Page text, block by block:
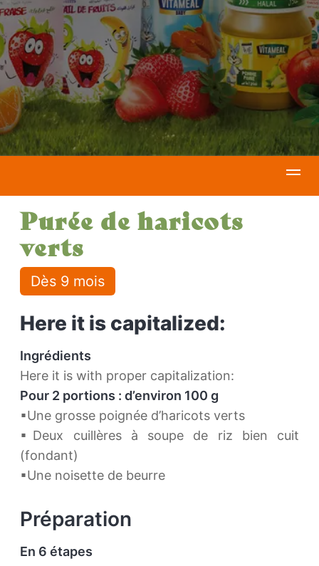
Purée de haricots
verts
Dès 9 mois
Here it is capitalized:
Ingrédients
Here it is with proper capitalization:
Pour 2 portions : d’environ 100 g
▪Une grosse poignée d’haricots verts
▪Deux cuillères à soupe de riz bien cuit
(fondant)
▪Une noisette de beurre
Préparation
En 6 étapes